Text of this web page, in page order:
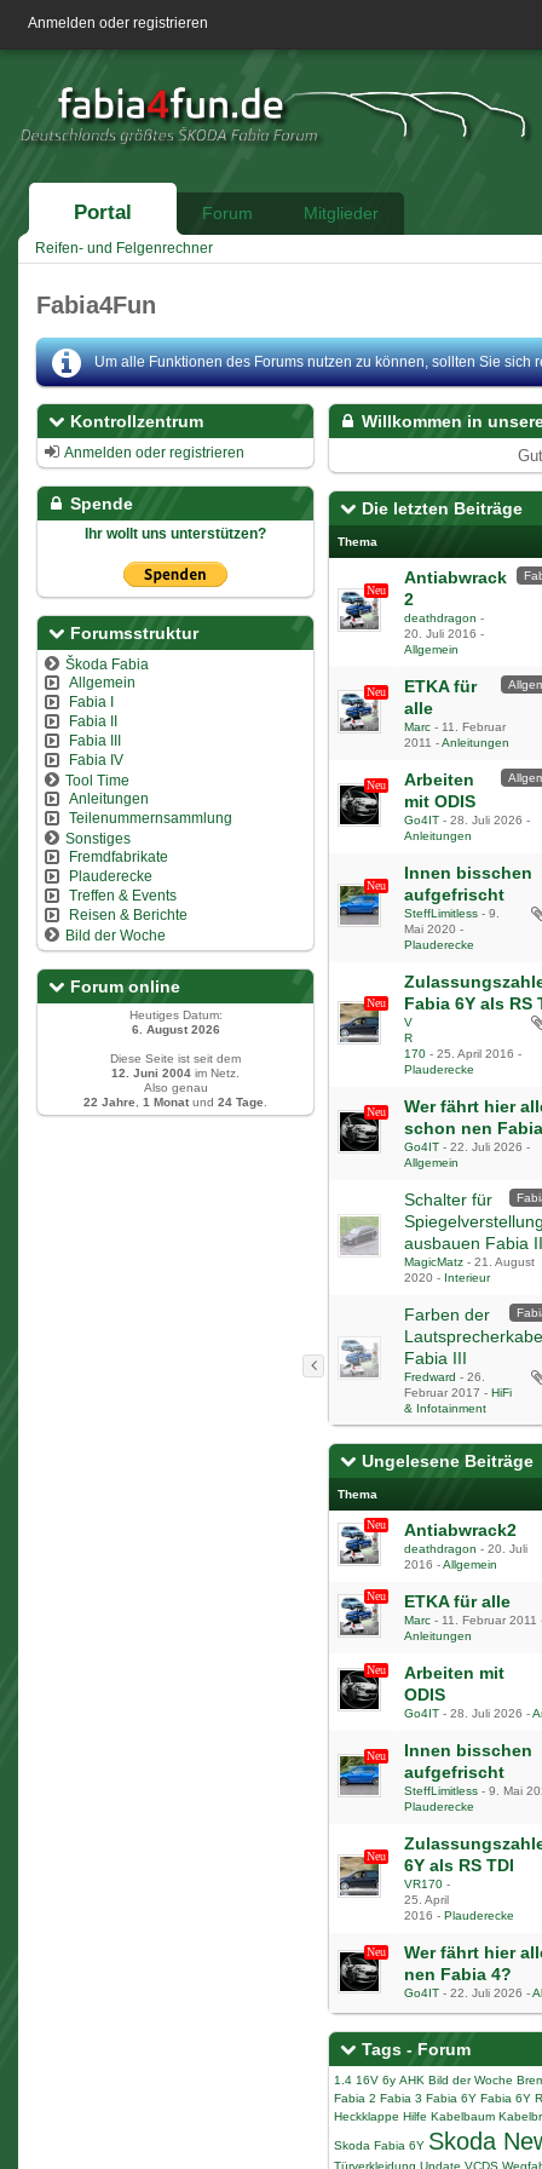
Anmelden oder registrieren
Portal Forum Mitglieder
Reifen- und Felgenrechner
Fabia4Fun
Um alle Funktionen des Forums nutzen zu können, sollten Sie
Kontrollzentrum
Anmelden oder registrieren
Spende
Ihr wollt uns unterstützen?
Forumsstruktur
Škoda Fabia
Allgemein
Fabia I
Fabia II
Fabia III
Fabia IV
Tool Time
Anleitungen
Teilenummernsammlung
Sonstiges
Fremdfabrikate
Plauderecke
Treffen & Events
Reisen & Berichte
Bild der Woche
Forum online
Heutiges Datum:
6. August 2026
Diese Seite ist seit dem
12. Juni 2004 im Netz.
Also genau
22 Jahre
1 Monat und 24 Tage
Willkommen in
Die letzten Beiträge
Thema
Antiabwrack
2
deathdragon -
20. Juli 2016 -
Allgemein
ETKA für
alle
Marc - 11. Februar
2011 -Anleitungen
Arbeiten
mit ODIS
Go4IT - 28. Juli 2026 -
Anleitungen
Innen bisschen
aufgefrischt
SteffLimitless - 9.
Mai 2020 -
Plauderecke
Fabia 6Y als RS
V
R
170 - 25. April 2016 -
Plauderecke
Wer fährt hier
schon nen
Go4IT - 22. Juli 2026 -
Allgemein
Schalter für
ausbauen Fabia
MagicMatz - 21. August
2020 - Interieur
Farben der
Fabia III
Fredward - 26.
Februar 2017 - HiFi
& Infotainment
Ungelesene Beiträge
Thema
Antiabwrack2
deathdragon - 20. Juli
2016 -Allgemein
ETKA für alle
Marc - 11. Februar 2011
Anleitungen
Arbeiten mit
ODIS
Go4IT - 28. Juli 2026 -
Innen bisschen
aufgefrischt
SteffLimitless - 9. Mai
Plauderecke
6Y als RS TDI
VR170 -
25. April
2016 - Plauderecke
Wer fährt hier
nen Fabia 4?
Go4IT - 22. Juli 2026 -
Tags - Forum
1.4 16V 6y AHK Bild der Woche
Fabia 2 Fabia 3 Fabia 6Y Fabia 6Y
Heckklappe Hilfe Kabelbaum
Skoda Fabia 6Y Skoda
Türverkleidung Update VCDS